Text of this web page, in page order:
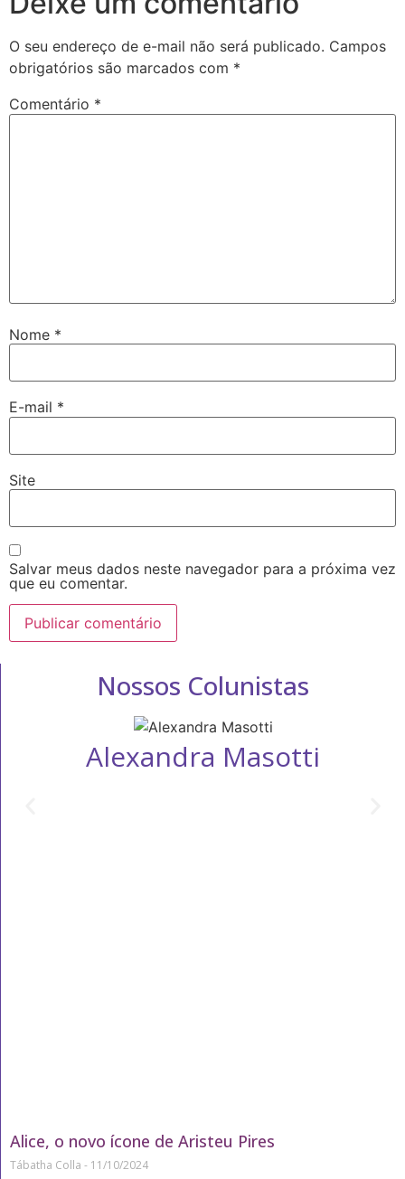
O seu endereço de e-mail não será publicado. Campos
obrigatórios são marcados com *
Comentário *
Nome *
E-mail *
Site
Salvar meus dados neste navegador para a próxima vez
que eu comentar.
Nossos Colunistas
Alexandra Masotti
Alice, o novo ícone de Aristeu Pires
Tábatha Colla 11/10/2024